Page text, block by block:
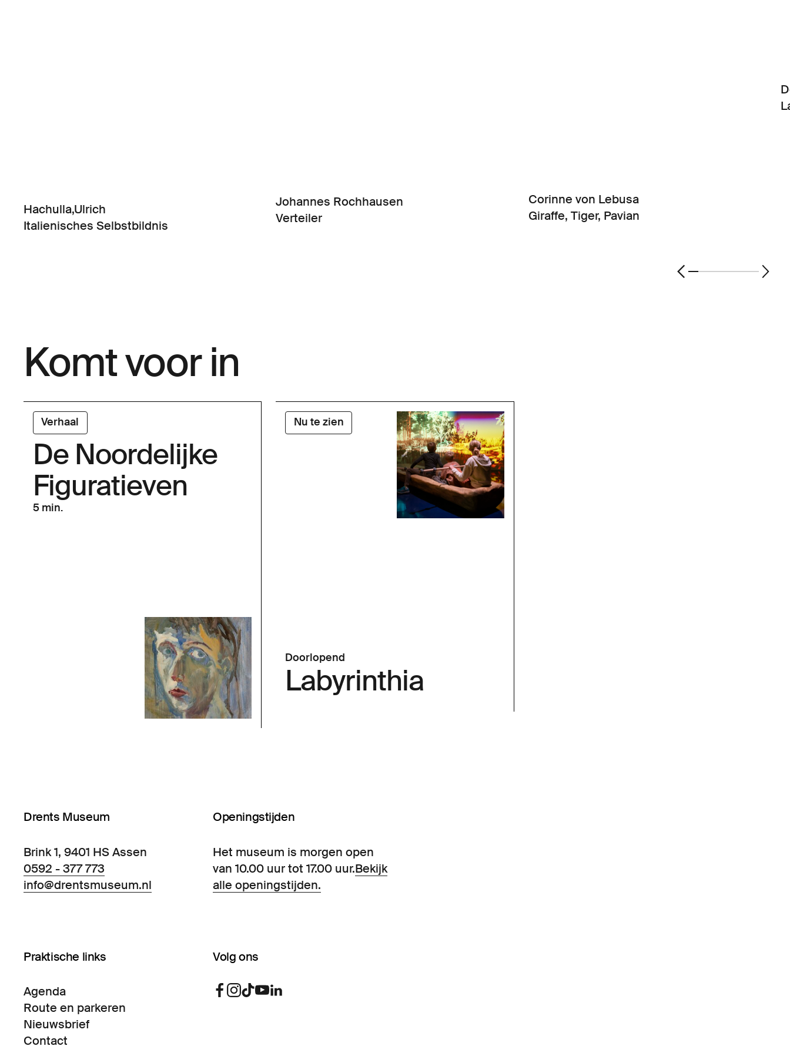
Hachulla,Ulrich
Italienisches Selbstbildnis
Johannes Rochhausen
Verteiler
Corinne von Lebusa
Giraffe, Tiger, Pavian
Komt voor in
Verhaal
De Noordelijke
Figuratieven
5 min.
Nu te zien
Doorlopend
Labyrinthia
Drents Museum
Brink 1, 9401 HS Assen
0592 - 377 773
info@drentsmuseum.nl
Openingstijden
Het museum is morgen open
van 10.00 uur tot 17.00 uur.Bekijk
alle openingstijden.
Praktische links
Agenda
Route en parkeren
Nieuwsbrief
Contact
Volg ons